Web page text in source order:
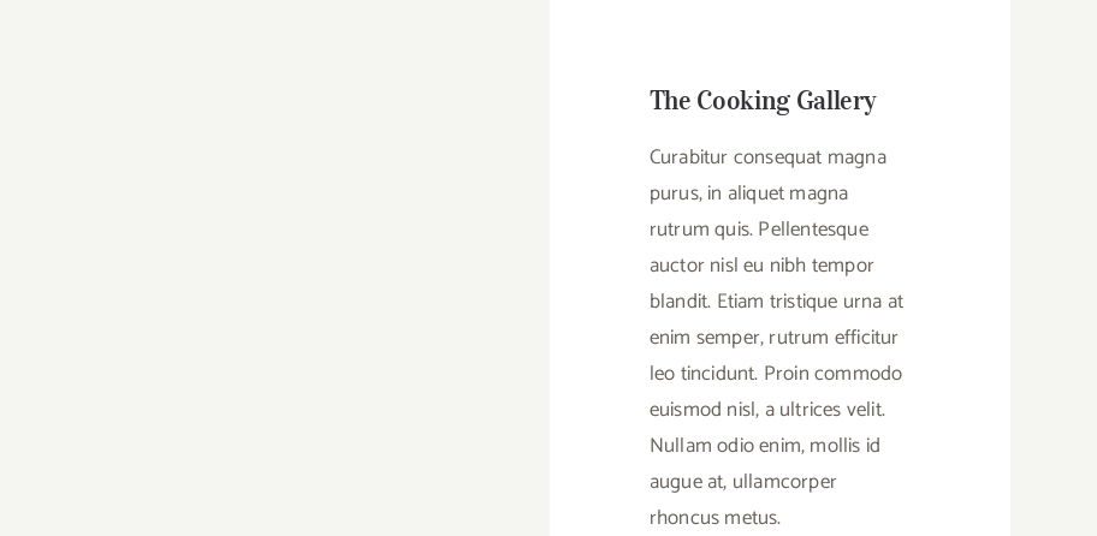
The Cooking Gallery
Curabitur consequat magna
purus, in aliquet magna
rutrum quis. Pellentesque
auctor nisl eu nibh tempor
blandit. Etiam tristique urna at
enim semper, rutrum efficitur
leo tincidunt. Proin commodo
euismod nisl, a ultrices velit.
Nullam odio enim, mollis id
augue at, ullamcorper
rhoncus metus.